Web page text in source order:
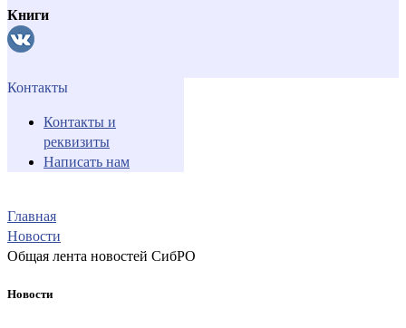
Книги
Контакты
Контакты и
реквизиты
Написать нам
Главная
Новости
Общая лента новостей СибРО
Новости